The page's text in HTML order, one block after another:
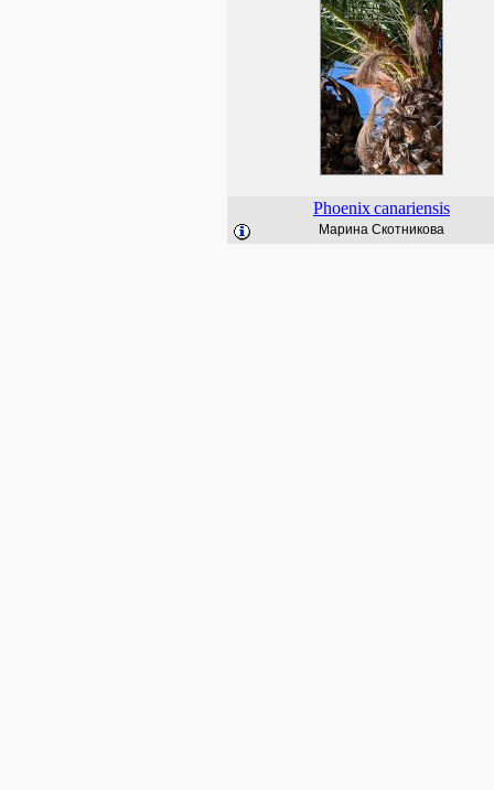
Phoenixcanariensis
Марина Скотникова